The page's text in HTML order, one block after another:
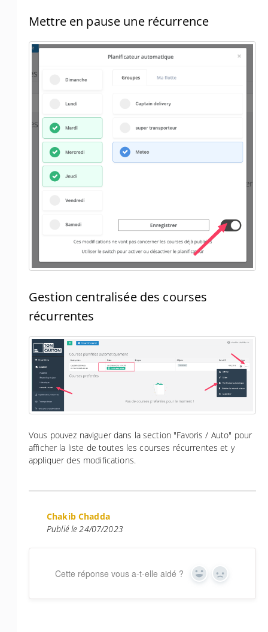
Mettre en pause une récurrence
Gestion centralisée des courses
récurrentes
Vous pouvez naviguer dans la section "Favoris / Auto" pour
afficher la liste de toutes les courses récurrentes et y
appliquer des modifications.
Chakib Chadda
Publié le 24/07/2023
Cette réponse vous a-t-elle aidé ? Yes No